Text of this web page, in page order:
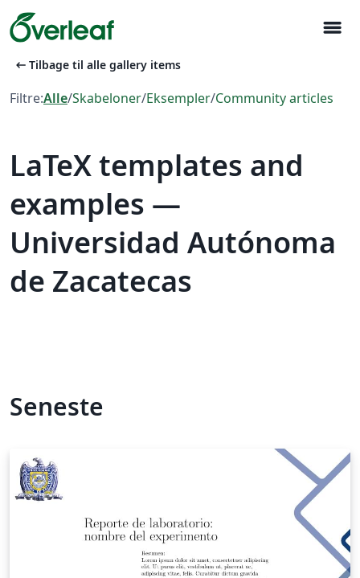
menu
arrow_left_alt Tilbage til alle gallery items
Filtre:Alle/Skabeloner/Eksempler/Community articles
LaTeX templates and
examples —
Universidad Autónoma
de Zacatecas
Seneste